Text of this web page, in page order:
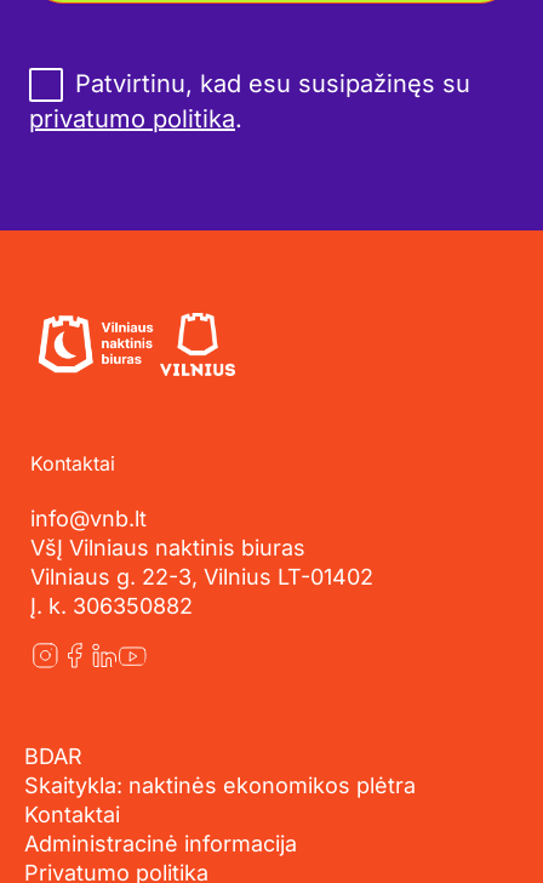
Patvirtinu, kad esu susipažinęs su
privatumo politika.
Kontaktai
info@vnb.lt
VšĮ Vilniaus naktinis biuras
Vilniaus g. 22-3, Vilnius LT-01402
Į. k. 306350882
BDAR
Skaitykla: naktinės ekonomikos plėtra
Kontaktai
Administracinė informacija
Privatumo politika